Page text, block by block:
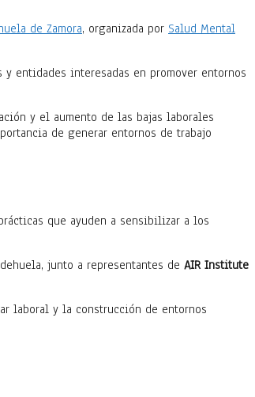
de Zamora, organizada por Salud Mental
entidades interesadas en promover entornos
y el aumento de las bajas laborales
de generar entornos de trabajo
que ayuden a sensibilizar a los
junto a representantes de AIR Institute
laboral y la construcción de entornos